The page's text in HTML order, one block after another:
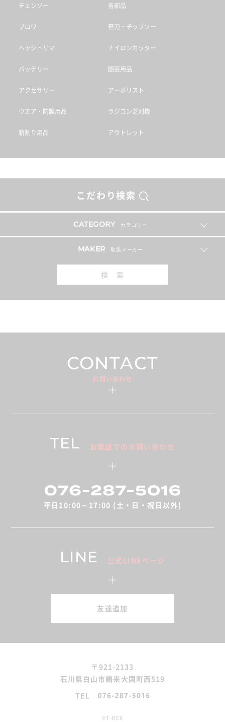
チェンソー
ブロワ
ヘッジトリマ
バッテリー
アクセサリー
ウエア・防護用品
薪割り用品
各部品
笹刀・チップソー
ナイロンカッター
園芸用品
アーボリスト
ラジコン芝刈機
アウトレット
こだわり検索
CATEGORY カテゴリー
MAKER 取扱メーカー
検 索
CONTACT
お問い合わせ
TEL お電話でのお問い合わせ
平日10:00～17:00 (土・日・祝日以外)
LINE 公式LINEページ
友達追加
〒921-2133
石川県白山市鶴来大国町西519
TEL
©T-REX